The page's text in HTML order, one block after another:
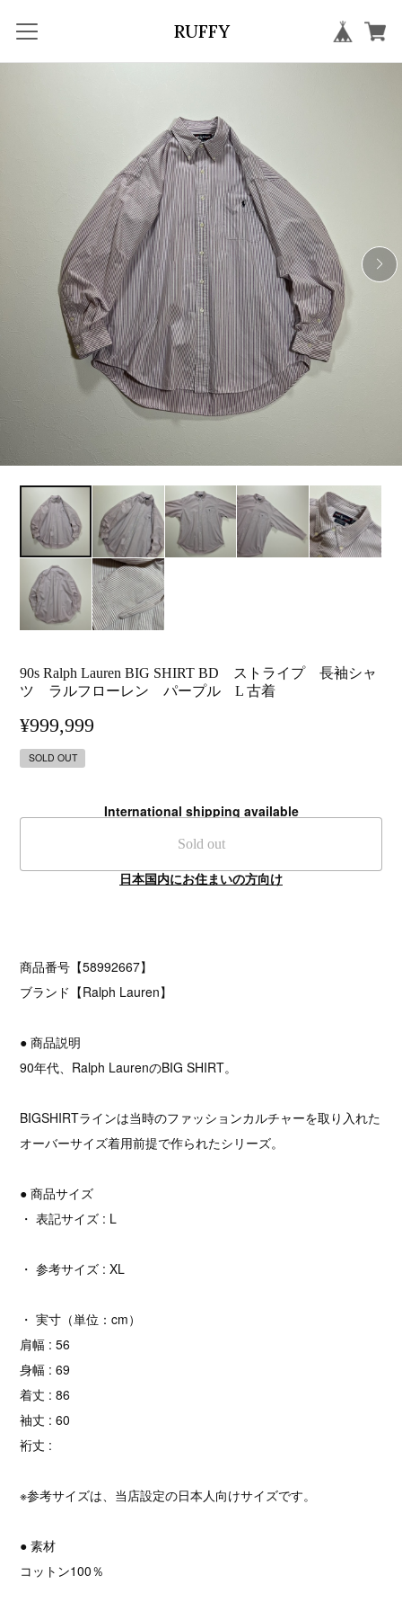
RUFFY
90s Ralph Lauren BIG SHIRT BD ストライプ 長袖シャ
ツ ラルフローレン パープル L 古着
¥999,999
SOLD OUT
International shipping available
Sold out
日本国内にお住まいの方向け
商品番号【58992667】
ブランド【Ralph Lauren】
● 商品説明
90年代、Ralph LaurenのBIG SHIRT。
BIGSHIRTラインは当時のファッションカルチャーを取り入れた
オーバーサイズ着用前提で作られたシリーズ。
● 商品サイズ
・ 表記サイズ : L
・ 参考サイズ : XL
・ 実寸（単位：cm）
肩幅 : 56
身幅 : 69
着丈 : 86
袖丈 : 60
裄丈 :
※参考サイズは、当店設定の日本人向けサイズです。
● 素材
コットン100％